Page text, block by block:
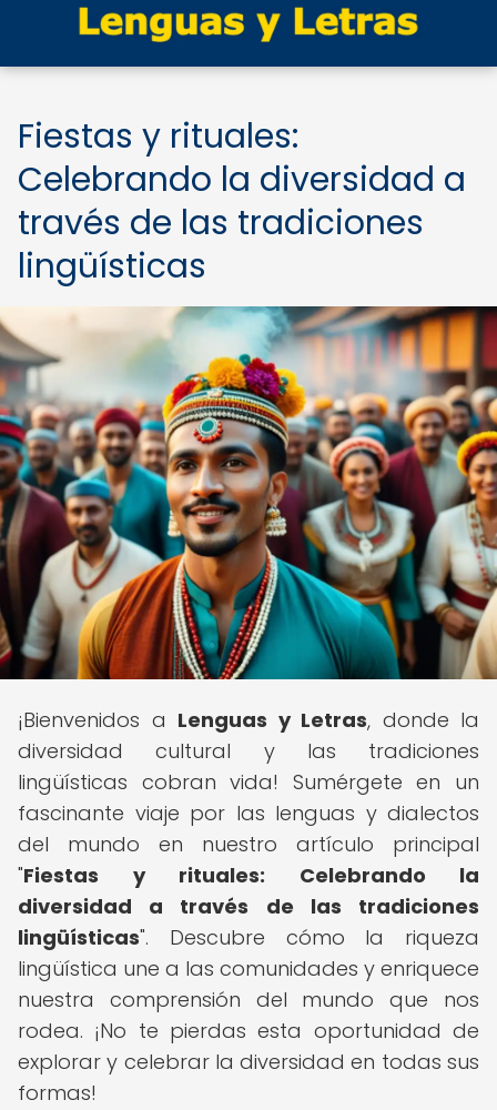
Fiestas y rituales:
Celebrando la diversidad a
través de las tradiciones
lingüísticas
¡Bienvenidos a Lenguas y Letras, donde la
diversidad cultural y las tradiciones
lingüísticas cobran vida! Sumérgete en un
fascinante viaje por las lenguas y dialectos
del mundo en nuestro artículo principal
"Fiestas y rituales: Celebrando la
diversidad a través de las tradiciones
lingüísticas". Descubre cómo la riqueza
lingüística une a las comunidades y enriquece
nuestra comprensión del mundo que nos
rodea. ¡No te pierdas esta oportunidad de
explorar y celebrar la diversidad en todas sus
formas!